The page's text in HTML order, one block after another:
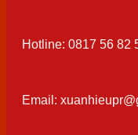
Hotline: 0817 56 82
Email: